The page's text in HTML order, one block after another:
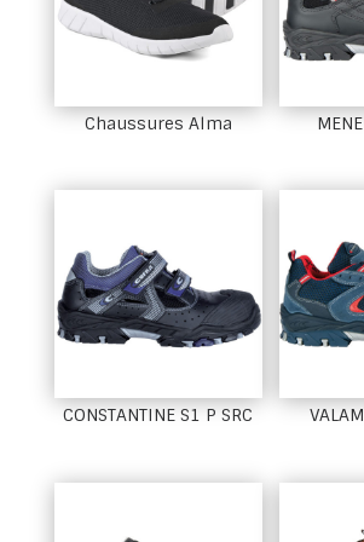
Chaussures Alma
CONSTANTINE S1 P SRC